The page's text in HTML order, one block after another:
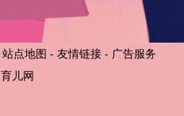
站点地图 - 友情链接 - 广告服务
育儿网